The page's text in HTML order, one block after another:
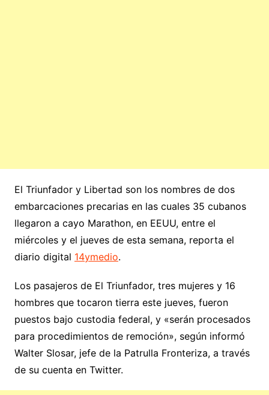
El Triunfador y Libertad son los nombres de dos
embarcaciones precarias en las cuales 35 cubanos
llegaron a cayo Marathon, en EEUU, entre el
miércoles y el jueves de esta semana, reporta el
diario digital 14ymedio.
Los pasajeros de El Triunfador, tres mujeres y 16
hombres que tocaron tierra este jueves, fueron
puestos bajo custodia federal, y «serán procesados
para procedimientos de remoción», según informó
Walter Slosar, jefe de la Patrulla Fronteriza, a través
de su cuenta en Twitter.